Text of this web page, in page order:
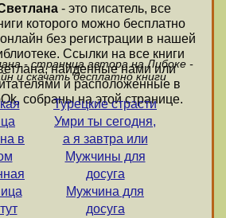
- это писатель, все
которого можно бесплатно
онлайн без регистрации в нашей
Ссылки на все книги
найденные нами или
и расположенные в
собраны на этой странице.
- страница автора на Либоке -
и скачать бесплатно книги
в
Турецкие страсти
Умри ты сегодня,
а я завтра или
Мужчины для
досуга
Мужчина для
досуга